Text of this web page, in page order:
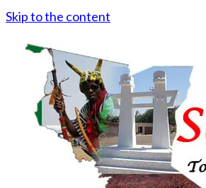
Skip to the content